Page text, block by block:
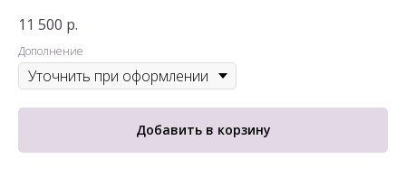
11 500 р.
Дополнение
Добавить в корзину